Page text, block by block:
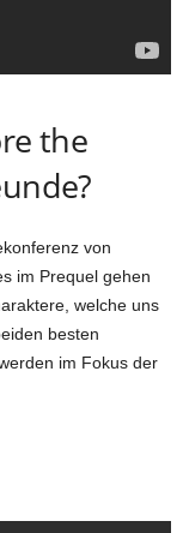
the
von
im Prequel gehen
welche uns
besten
im Fokus der